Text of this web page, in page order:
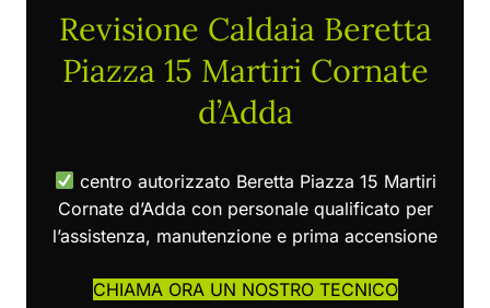
Revisione Caldaia Beretta
Piazza 15 Martiri Cornate
d’Adda
centro autorizzato Beretta Piazza 15 Martiri
Cornate d’Adda con personale qualificato per
l’assistenza, manutenzione e prima accensione
CHIAMA ORA UN NOSTRO TECNICO